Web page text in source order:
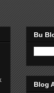
Bu
Blog